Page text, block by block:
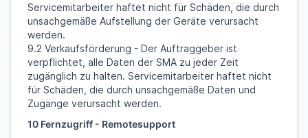
Servicemitarbeiter haftet nicht für Schäden, die durch
unsachgemäße Aufstellung der Geräte verursacht
werden.
9.2 Verkaufsförderung - Der Auftraggeber ist
verpflichtet, alle Daten der SMA zu jeder Zeit
zugänglich zu halten. Servicemitarbeiter haftet nicht
für Schäden, die durch unsachgemäße Daten und
Zugänge verursacht werden.
10 Fernzugriff - Remotesupport